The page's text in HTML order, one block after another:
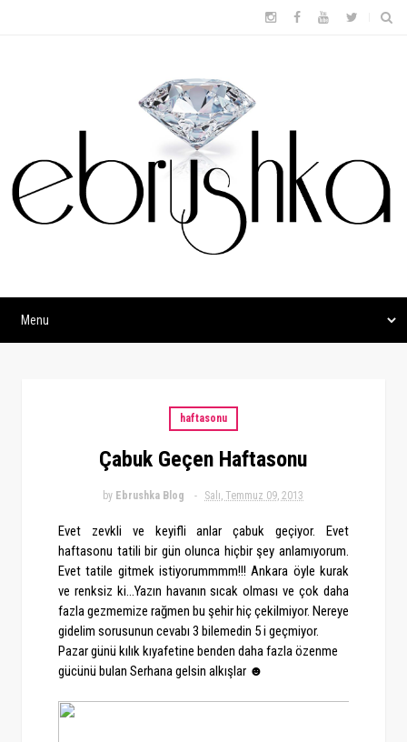
haftasonu
Çabuk Geçen Haftasonu
by Ebrushka Blog Salı, Temmuz 09, 2013
Evet zevkli ve keyifli anlar çabuk geçiyor. Evet
haftasonu tatili bir gün olunca hiçbir şey anlamıyorum.
Evet tatile gitmek istiyorummmm!!! Ankara öyle kurak
ve renksiz ki...Yazın havanın sıcak olması ve çok daha
fazla gezmemize rağmen bu şehir hiç çekilmiyor. Nereye
gidelim sorusunun cevabı 3 bilemedin 5 i geçmiyor.
Pazar günü kılık kıyafetine benden daha fazla özenme
gücünü bulan Serhana gelsin alkışlar ☻